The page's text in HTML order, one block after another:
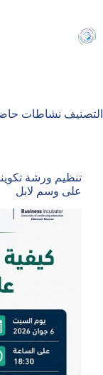
المحتوى
التصنيف نشاطات
تنظيم ورشة
على وسم لابل